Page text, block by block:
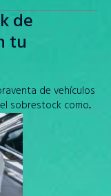
de
tu
de vehículos
sobrestock como...